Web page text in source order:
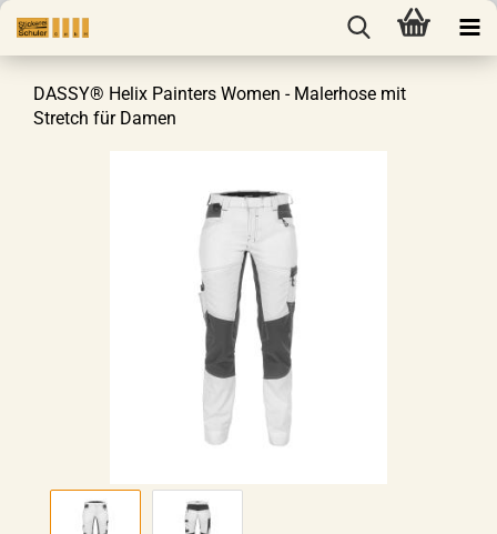
DASSY® Helix Painters Women - Malerhose mit
Stretch für Damen